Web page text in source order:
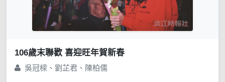
106歲末聯歡 喜迎旺年賀新春
吳冠樑、劉芷君、陳柏儒